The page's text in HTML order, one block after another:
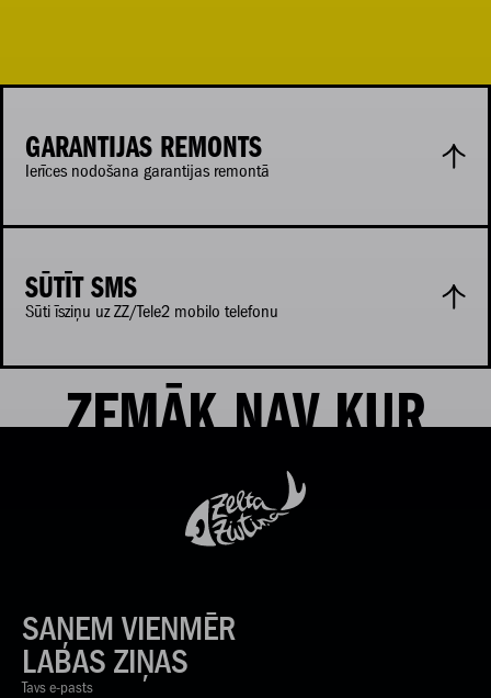
GARANTIJAS REMONTS
Ierīces nodošana garantijas remontā
SŪTĪT SMS
Sūti īsziņu uz ZZ/Tele2 mobilo telefonu
ZEMĀK NAV KUR
SAŅEM VIENMĒR
LABAS ZIŅAS
Tavs e-pasts